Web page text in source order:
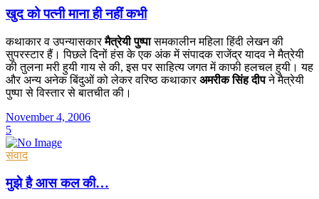
खुद को पत्नी माना ही नहीं कभी
कथाकार व उपन्यासकारमैत्रेयी पुष्पासमकालीन महिला हिंदी लेखन की
सुपरस्टार हैं। पिछले दिनों हंस के एक अंक में संपादक राजेंद्र यादव ने मैत्रेयी
की तुलना मरी हुयी गाय से की, इस पर साहित्य जगत में काफी हलचल हुयी। यह
और अन्य अनेक बिंदुओं को लेकर वरिष्ठ कथाकारअमरीक सिंह दीपने मैत्रेयी
पुष्पा से विस्तार से बातचीत की।
November 4, 2006
5
संवाद
मुझे है आस कल की…